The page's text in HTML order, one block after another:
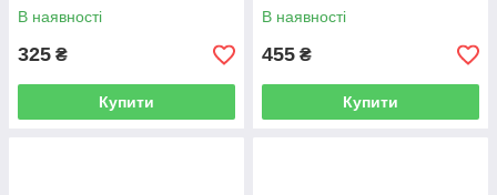
В наявності
325 ₴
Купити
В наявності
455 ₴
Купити